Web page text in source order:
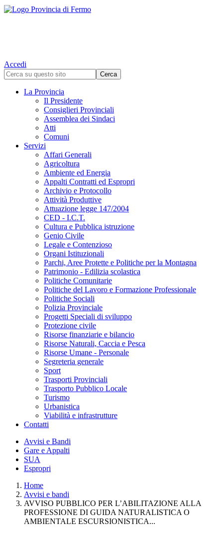
Accedi
La Provincia
Il Presidente
Consiglieri Provinciali
Assemblea dei Sindaci
Atti
Comuni
Servizi
Affari Generali
Agricoltura
Ambiente ed Energia
Appalti Contratti ed Espropri
Archivio e Protocollo
Attività Produttive
Attuazione legge 147/2004
CED - I.C.T.
Cultura e Pubblica istruzione
Genio Civile
Legale e Contenzioso
Organi Istituzionali
Parchi, Aree Protette e Politiche per la Montagna
Patrimonio - Edilizia scolastica
Politiche Comunitarie
Politiche del Lavoro e Formazione Professionale
Politiche Sociali
Polizia Provinciale
Progetti Speciali di sviluppo
Protezione civile
Risorse finanziarie e bilancio
Risorse Naturali, Caccia e Pesca
Risorse Umane - Personale
Segreteria generale
Sport
Trasporti Provinciali
Trasporto Pubblico Locale
Turismo
Urbanistica
Viabilità e infrastrutture
Contatti
Avvisi e Bandi
Gare e Appalti
SUA
Espropri
Home
Avvisi e bandi
AVVISO PUBBLICO PER L’ABILITAZIONE ALLA
PROFESSIONE DI GUIDA NATURALISTICA O
AMBIENTALE ESCURSIONISTICA...